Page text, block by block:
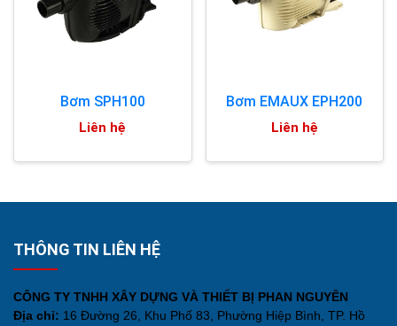
Bơm SPH100
Liên hệ
Bơm EMAUX EPH200
Liên hệ
THÔNG TIN LIÊN HỆ
CÔNG TY TNHH XÂY DỰNG VÀ THIẾT BỊ PHAN NGUYÊN
Địa chỉ: 16 Đường 26, Khu Phố 83, Phường Hiệp Bình, TP. Hồ